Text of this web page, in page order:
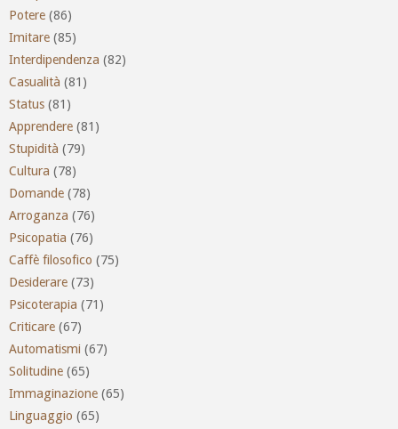
Potere (86)
Imitare (85)
Interdipendenza (82)
Casualità (81)
Status (81)
Apprendere (81)
Stupidità (79)
Cultura (78)
Domande (78)
Arroganza (76)
Psicopatia (76)
Caffè filosofico (75)
Desiderare (73)
Psicoterapia (71)
Criticare (67)
Automatismi (67)
Solitudine (65)
Immaginazione (65)
Linguaggio (65)